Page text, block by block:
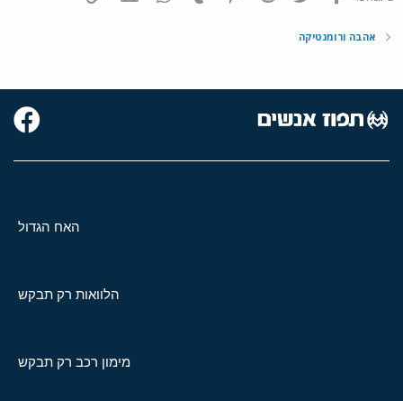
אהבה ורומנטיקה
האח הגדול
הלוואות רק תבקש
מימון רכב רק תבקש